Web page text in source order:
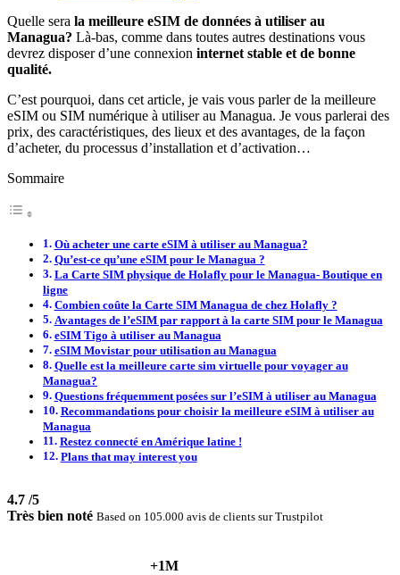
Quelle sera la meilleure eSIM de données à utiliser au
Managua? Là-bas, comme dans toutes autres destinations vous
devrez disposer d’une connexion internet stable et de bonne
qualité.
C’est pourquoi, dans cet article, je vais vous parler de la meilleure
eSIM ou SIM numérique à utiliser au Managua. Je vous parlerai des
prix, des caractéristiques, des lieux et des avantages, de la façon
d’acheter, du processus d’installation et d’activation…
Sommaire
Où acheter une carte eSIM à utiliser au Managua?
Qu’est-ce qu’une eSIM pour le Managua ?
La Carte SIM physique de Holafly pour le Managua- Boutique en
ligne
Combien coûte la Carte SIM Managua de chez Holafly ?
Avantages de l’eSIM par rapport à la carte SIM pour le Managua
eSIM Tigo à utiliser au Managua
eSIM Movistar pour utilisation au Managua
Quelle est la meilleure carte sim virtuelle pour voyager au
Managua?
Questions fréquemment posées sur l’eSIM à utiliser au Managua
Recommandations pour choisir la meilleure eSIM à utiliser au
Managua
Restez connecté en Amérique latine !
Plans that may interest you
4.7 /5
Très bien noté Based on 105.000 avis de clients sur Trustpilot
+1M